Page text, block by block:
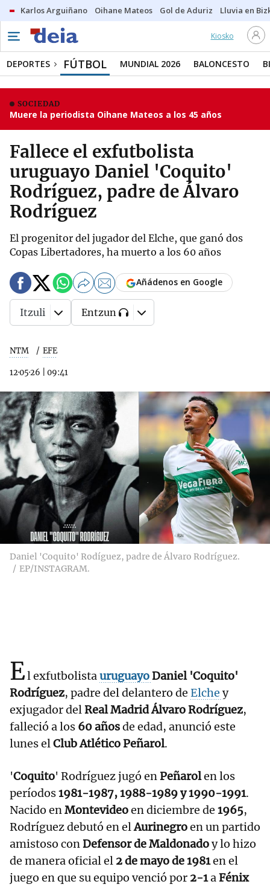
Karlos Arguiñano Oihane Mateos Gol de Aduriz Lluvia en
Kiosko
DEPORTES FÚTBOL MUNDIAL 2026 BALONCESTO
SOCIEDAD
Muere la periodista Oihane Mateos a los 45 años
Fallece el exfutbolista
uruguayo Daniel 'Coquito'
Rodríguez, padre de Álvaro
Rodríguez
El progenitor del jugador del Elche, que ganó dos
Copas Libertadores, ha muerto a los 60 años
NTM EFE
12·05·26 09:41
Añádenos en Google
Itzuli Entzun
Daniel 'Coquito' Rodíguez, padre de Álvaro Rodríguez.
EP/INSTAGRAM.
El exfutbolistauruguayoDaniel 'Coquito'
Rodríguez, padre del delantero de Elche y
exjugador delReal Madrid Álvaro Rodríguez,
falleció a los 60 añosde edad, anunció este
lunes elClub Atlético Peñarol.
'Coquito' Rodríguez jugó enPeñarolen los
períodos1981-1987, 1988-1989 y 1990-1991.
Nacido enMontevideoen diciembre de 1965,
Rodríguez debutó en elAurinegroen un partido
amistoso conDefensor de Maldonadoy lo hizo
de manera oficial el 2 de mayo de 1981en el
juego en que su equipo venció por 2-1aFénix